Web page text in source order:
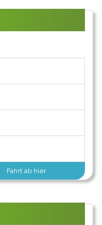
Fahrt ab hier